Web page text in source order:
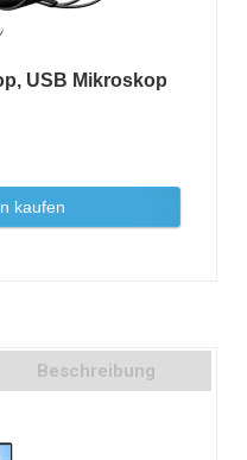
USB Mikroskop
kaufen
Beschreibung